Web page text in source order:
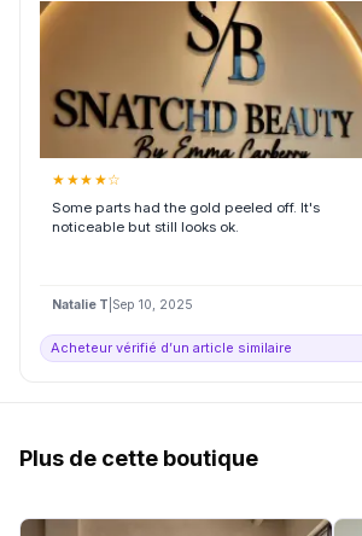
★ ★★ ★☆
Some parts had the gold peeled off. It's
noticeable but still looks ok.
Natalie T Sep 10, 2025
Acheteur vérifié d’un article similaire
Plus de cette boutique